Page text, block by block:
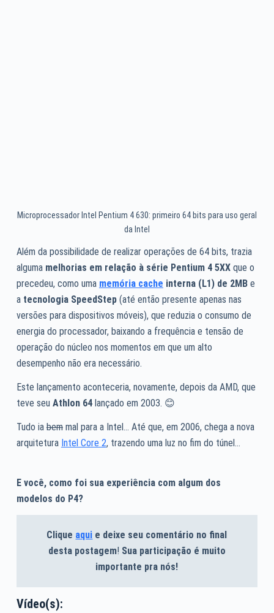
Microprocessador Intel Pentium 4 630: primeiro 64 bits para uso geral
da Intel
Além da possibilidade de realizar operações de 64 bits, trazia
alguma melhorias em relação à série Pentium 4 5XXque o
precedeu, como uma memória cache interna (L1) de 2MBe
a tecnologia SpeedStep(até então presente apenas nas
versões para dispositivos móveis), que reduzia o consumo de
energia do processador, baixando a frequência e tensão de
operação do núcleo nos momentos em que um alto
desempenho não era necessário.
Este lançamento aconteceria, novamente, depois da AMD, que
teve seu Athlon 64lançado em 2003. 😊
Tudo iabemmal para a Intel… Até que, em 2006, chega a nova
arquitetura Intel Core 2, trazendo uma luz no fim do túnel…
E você, como foi sua experiência com algum dos
modelos do P4?
Clique aqui e deixe seu comentário no final
desta postagem! Sua participação é muito
importante pra nós!
Vídeo(s):